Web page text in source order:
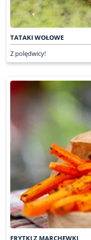
TATAKI WOŁOWE
Z polędwicy!
FRYTKI Z MARCHEWKI